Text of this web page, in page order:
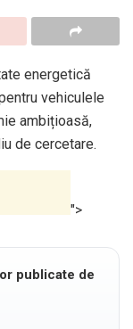
energetică
vehiculele
ambițioasă,
de cercetare.
">
publicate de